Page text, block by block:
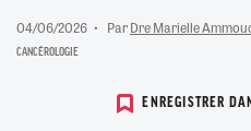
04/06/2026 ParDre Marielle
CANCÉROLOGIE
ENREGISTRER